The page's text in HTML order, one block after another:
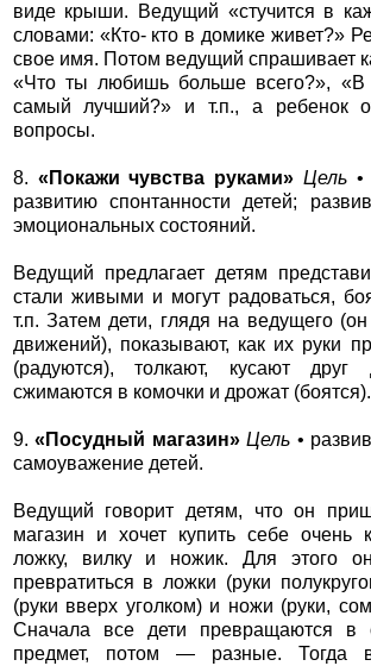
виде крыши. Ведущий «стучится в
словами: «Кто- кто в домике живет?»
свое имя. Потом ведущий спрашивает
«Что ты любишь больше всего?»,
самый лучший?» и т.п., а ребенок
вопросы.
8. «Покажи чувства руками» Цель •
развитию спонтанности детей;
эмоциональных состояний.
Ведущий предлагает детям
стали живыми и могут радоваться,
т.п. Затем дети, глядя на ведущего (он
движений), показывают, как их руки
(радуются), толкают, кусают друг
сжимаются в комочки и дрожат (боятся).
9.«Посудный магазин» Цель •
самоуважение детей.
Ведущий говорит детям, что он
магазин и хочет купить себе очень
ложку, вилку и ножик. Для этого
превратиться в ложки (руки
(руки вверх уголком) и ножи (руки,
Сначала все дети превращаются
предмет, потом — разные. Тогда